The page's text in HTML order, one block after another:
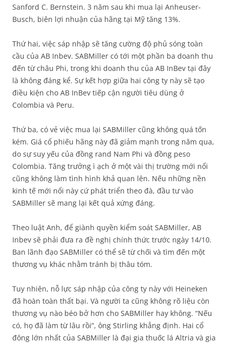
Sanford C. Bernstein. 3 năm sau khi mua lại Anheuser-
Busch, biên lợi nhuận của hãng tại Mỹ tăng 13%.
Thứ hai, việc sáp nhập sẽ tăng cường độ phủ sóng toàn
cầu của AB Inbev. SABMiller có tới một phần ba doanh thu
đến từ châu Phi, trong khi doanh thu của AB InBev tại đây
là không đáng kể. Sự kết hợp giữa hai công ty này sẽ tạo
điều kiện cho AB InBev tiếp cận người tiêu dùng ở
Colombia và Peru.
Thứ ba, có vẻ việc mua lại SABMiller cũng không quá tốn
kém. Giá cổ phiếu hãng này đã giảm mạnh trong năm qua,
do sự suy yếu của đồng rand Nam Phi và đồng peso
Colombia. Tăng trưởng ì ạch ở một vài thị trường mới nổi
cũng không làm tình hình khả quan lên. Nếu những nền
kinh tế mới nổi này cứ phát triển theo đà, đầu tư vào
SABMiller sẽ mang lại kết quả xứng đáng.
Theo luật Anh, để giành quyền kiểm soát SABMiller, AB
Inbev sẽ phải đưa ra đề nghị chính thức trước ngày 14/10.
Ban lãnh đạo SABMiller có thể sẽ từ chối và tìm đến một
thương vụ khác nhằm tránh bị thâu tóm.
Tuy nhiên, nỗ lực sáp nhập của công ty này với Heineken
đã hoàn toàn thất bại. Và người ta cũng không rõ liệu còn
thương vụ nào béo bở hơn cho SABMiller hay không. “Nếu
có, họ đã làm từ lâu rồi”, ông Stirling khẳng định. Hai cổ
đông lớn nhất của SABMiller là đại gia thuốc lá Altria và gia